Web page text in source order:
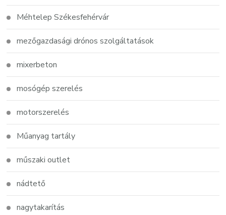
Méhtelep Székesfehérvár
mezőgazdasági drónos szolgáltatások
mixerbeton
mosógép szerelés
motorszerelés
Műanyag tartály
műszaki outlet
nádtető
nagytakarítás